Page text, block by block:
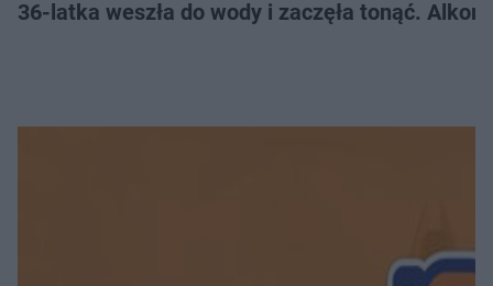
36-latka weszła do wody i zaczęła tonąć.